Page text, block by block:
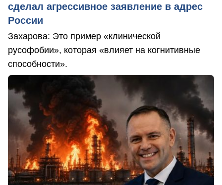
сделал агрессивное заявление в адрес
России
Захарова: Это пример «клинической
русофобии», которая «влияет на когнитивные
способности».